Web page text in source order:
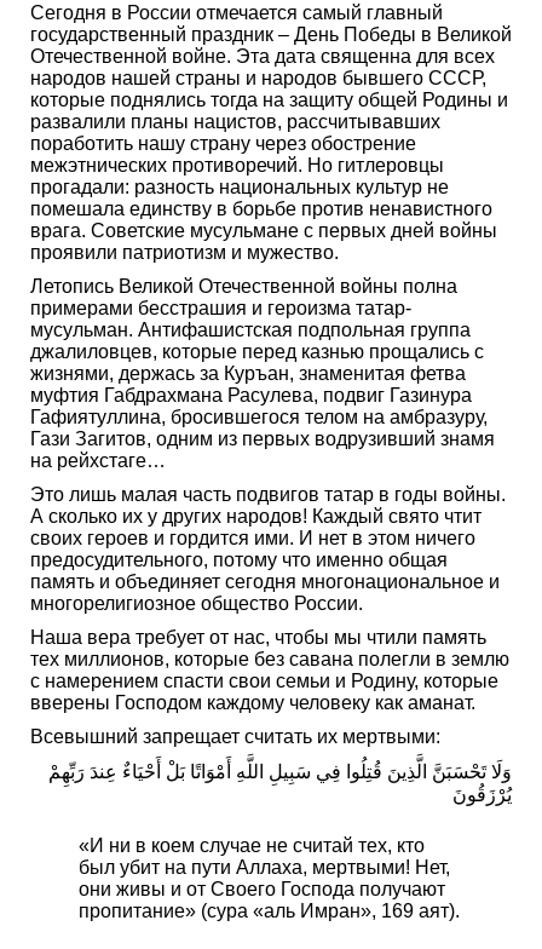
Сегодня в России отмечается самый главный
государственный праздник – День Победы в Великой
Отечественной войне. Эта дата священна для всех
народов нашей страны и народов бывшего СССР,
которые поднялись тогда на защиту общей Родины и
развалили планы нацистов, рассчитывавших
поработить нашу страну через обострение
межэтнических противоречий. Но гитлеровцы
прогадали: разность национальных культур не
помешала единству в борьбе против ненавистного
врага. Советские мусульмане с первых дней войны
проявили патриотизм и мужество.
Летопись Великой Отечественной войны полна
примерами бесстрашия и героизма татар-
мусульман. Антифашистская подпольная группа
джалиловцев, которые перед казнью прощались с
жизнями, держась за Куръан, знаменитая фетва
муфтия Габдрахмана Расулева, подвиг Газинура
Гафиятуллина, бросившегося телом на амбразуру,
Гази Загитов, одним из первых водрузивший знамя
на рейхстаге…
Это лишь малая часть подвигов татар в годы войны.
А сколько их у других народов! Каждый свято чтит
своих героев и гордится ими. И нет в этом ничего
предосудительного, потому что именно общая
память и объединяет сегодня многонациональное и
многорелигиозное общество России.
Наша вера требует от нас, чтобы мы чтили память
тех миллионов, которые без савана полегли в землю
с намерением спасти свои семьи и Родину, которые
вверены Господом каждому человеку как аманат.
Всевышний запрещает считать их мертвыми:
وَلَا تَحْسَبَنَّ الَّذِينَ قُتِلُوا فِي سَبِيلِ اللَّهِ أَمْوَاتًا بَلْ أَحْيَاءٌ عِندَ رَبِّهِمْ
يُرْزَقُونَ
«И ни в коем случае не считай тех, кто
был убит на пути Аллаха, мертвыми! Нет,
они живы и от Своего Господа получают
пропитание» (сура «аль Имран», 169 аят).